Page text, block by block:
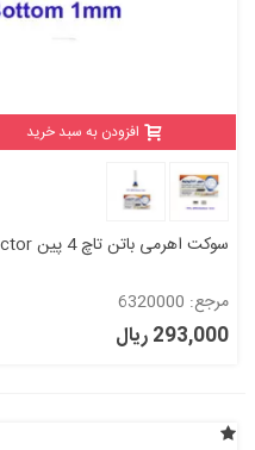
افزودن به سبد خرید
سوکت اهرمی باتن تاچ 4 پین FPC 4PIN 1mm bottom Connector
مرجع: 6320000
293,000 ریال